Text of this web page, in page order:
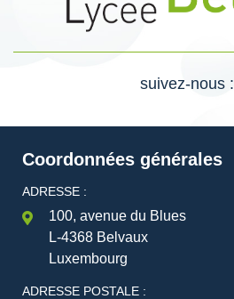
suivez-nous :
Coordonnées générales
ADRESSE :
100, avenue du Blues
L-4368 Belvaux
Luxembourg
ADRESSE POSTALE :